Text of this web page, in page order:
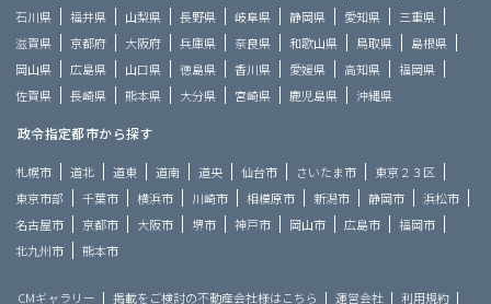
石川県
福井県 山梨県 長野県 岐阜県 静岡県 愛知県
三重県
滋賀県
京都府 大阪府 兵庫県 奈良県 和歌山県 鳥取県
島根県
岡山県
広島県 山口県 徳島県 香川県 愛媛県 高知県
福岡県
佐賀県
長崎県 熊本県 大分県 宮崎県 鹿児島県 沖縄県
政令指定都市から探す
札幌市 道北 道東 道南 道央 仙台市 さいたま市
東京２３区
東京市部
千葉市 横浜市 川崎市 相模原市 新潟市 静岡市
浜松市
名古屋市
京都市 大阪市 堺市 神戸市 岡山市 広島市
福岡市
北九州市
熊本市
CMギャラリー 掲載をご検討の不動産会社様はこちら 運営会社 利用規約